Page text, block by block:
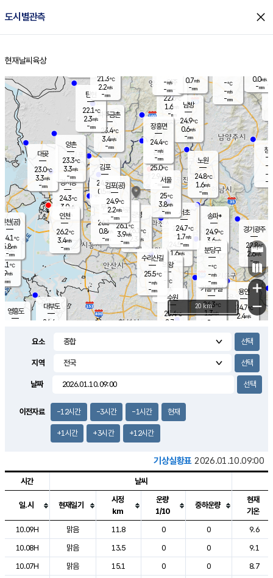
도시별관측 close
홈
현재날씨 육상
의도
℃
m/s
mm
영흥도
양주
22.6℃
1.6
-mm
과천
24.5℃
1.6m/s
- mm
용인
24.7℃
2.4m/s
경기광주
22.8℃
2.6m/s
-mm
1.6m/s
대부도
24.4
경서동
24.3℃
3.0m/s
-mm
파주금촌
23.4℃
3.4m/s
-mm
-℃
-m/s
-mm
대곶
23.0℃
3.3m/s
-mm
창
-
-m/
-
탄현
22.1℃
2.3m/s
-mm
0.0m/s
-mm
의왕
- ℃
m/s
mm
김포
24.9℃
0.5 m/s
mm
광명
26.1
℃
2.3 m/s
-mm
부천
26.3℃
0.8m/s
-mm
양촌
23.3℃
3.3m/s
-mm
구로
26.1℃
3.9m/s
-mm
은평
25.0℃
2.9 m/s
- mm
노원
24.8℃
1.6m/s
-mm
송파*
24.9℃
3.6m/s
-mm
서초
24.7℃
1.7m/s
-mm
남방
24.9℃
0.6m/s
-mm
기흥구갈
24.3℃
1.3m/s
-
수리산길
25.5℃
-m/s
-mm
분당구
-℃
-m/s
-mm
장흥면
24.4℃
-m/s
-mm
-m/s
-mm
인천(공)
24.1℃
5.8m/s
-mm
김포(공)
24.9℃
2.2m/s
-mm
수원
25.4℃
2.7 m/s
인천
26.2℃
3.4m/s
-mm
서울
25℃
3.8m/s
-mm
21.3℃
2.2m/s
-mm
0.7m/s
-mm
+
−
20 km
요소
지역
날짜
이전자료 -12시간 -3시간 -1시간 현재
+1시간 +3시간 +12시간
기상실황표 2026.01.10.09:00
도시별 기상실황표로 지점, 날씨, 기온, 강수, 바람, 기압등을 안내한 표입
시간 날씨
일.시 현재일기
시정
km
운량
1/10
중하운량
현재
기온
10.09H
맑음 11.8 0 0
9.6
10.08H
맑음 13.5 0 0
9.1
10.07H
맑음 15.1 0 0
8.7